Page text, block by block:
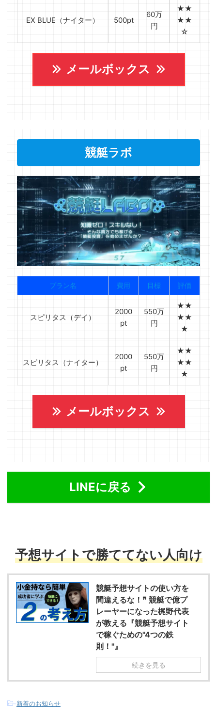
EX BLUE（ナイター） 500pt
60万
円
★★
★★
☆
メールボックス
競艇ラボ
プラン名 費用 目標 評価
スピリタス（デイ）
2000
pt
550万
円
★★
★★
★
スピリタス（ナイター）
2000
pt
550万
円
★★
★★
★
メールボックス
LINEに戻る
予想サイトで勝ててない人向け
競艇予想サイトの使い方を
間違えるな！❞ 競艇で億プ
レーヤーになった梶野代表
が教える『競艇予想サイト
で稼ぐための"4つの鉄
則！"』
続きを見る
-新着のお知らせ